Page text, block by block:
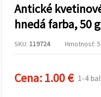
Antické
hnedá farba, 50
SKU: 119724 Hmotnosť:
Cena:1.00 € 1-4